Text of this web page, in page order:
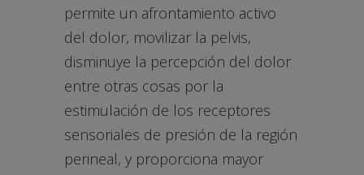
permite un afrontamiento activo
del dolor, movilizar la pelvis,
disminuye la percepción del dolor
entre otras cosas por la
estimulación de los receptores
sensoriales de presión de la región
perineal, y proporciona mayor